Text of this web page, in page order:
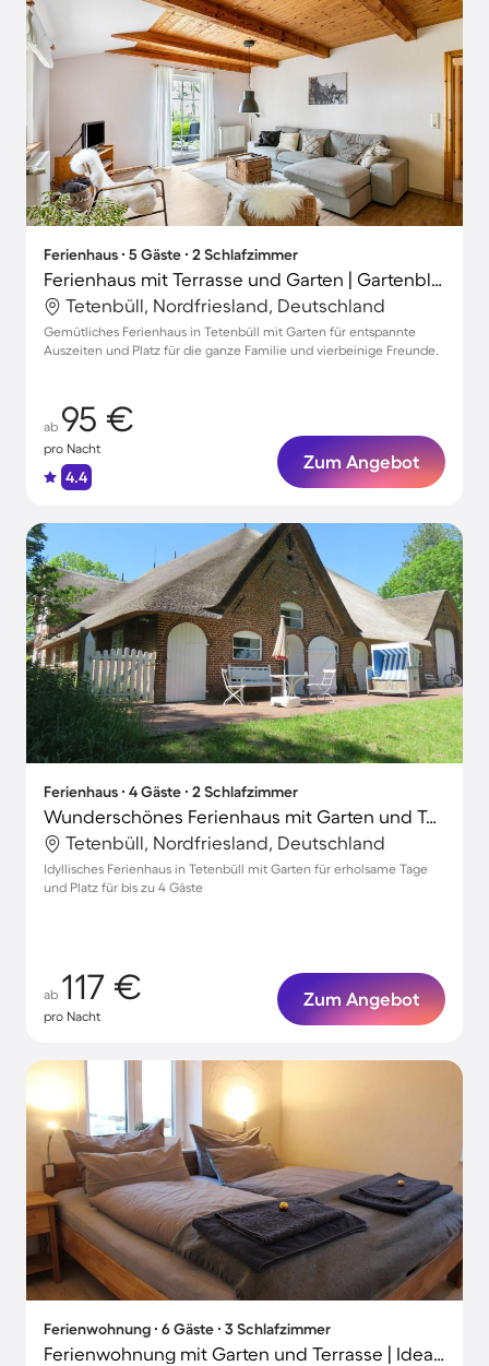
Ferienhaus ∙ 5 Gäste ∙ 2 Schlafzimmer
Ferienhaus mit Terrasse und Garten | Gartenblick | Haustiere sind willkommen
Tetenbüll, Nordfriesland, Deutschland
Gemütliches Ferienhaus in Tetenbüll mit Garten für entspannte
Auszeiten und Platz für die ganze Familie und vierbeinige Freunde.
ab 95 €
pro Nacht
4.4
Zum Angebot
Ferienhaus ∙ 4 Gäste ∙ 2 Schlafzimmer
Wunderschönes Ferienhaus mit Garten und Terrasse
Tetenbüll, Nordfriesland, Deutschland
Idyllisches Ferienhaus in Tetenbüll mit Garten für erholsame Tage
und Platz für bis zu 4 Gäste
ab 117 €
pro Nacht
Zum Angebot
Ferienwohnung ∙ 6 Gäste ∙ 3 Schlafzimmer
Ferienwohnung mit Garten und Terrasse | Ideal für Homeoffice